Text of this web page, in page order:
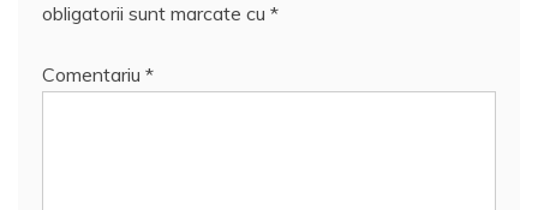
obligatorii sunt marcate cu *
Comentariu *